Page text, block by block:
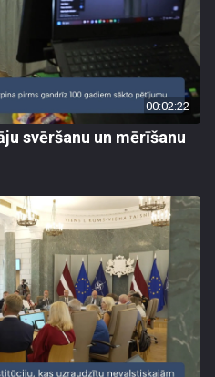
00:02:22
svēršanu un mērīšanu